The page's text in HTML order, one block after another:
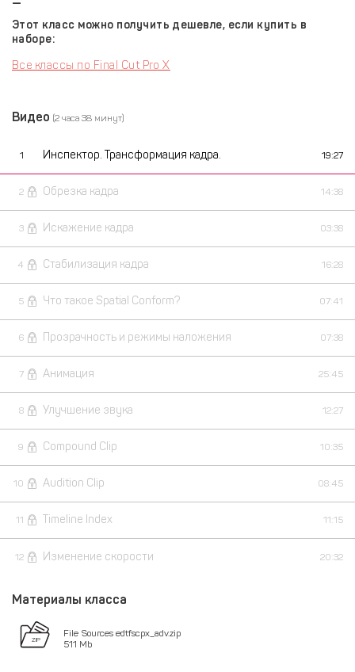
Этот класс можно получить дешевле, если купить в
наборе:
Все классы по Final Cut Pro X
Видео (2 часа 38 минут)
1 Инспектор. Трансформация кадра. 19:27
2 Обрезка кадра 14:38
3 Искажение кадра 03:38
4 Стабилизация кадра 16:28
5 Что такое Spatial Conform? 07:41
6 Прозрачность и режимы наложения 07:38
7 Анимация 25:45
8 Улучшение звука 12:27
9 Compound Clip 10:35
10 Audition Clip 08:45
11 Timeline Index 11:15
12 Изменение скорости 20:32
Материалы класса
File Sources edtfscpx_adv.zip
511 Mb